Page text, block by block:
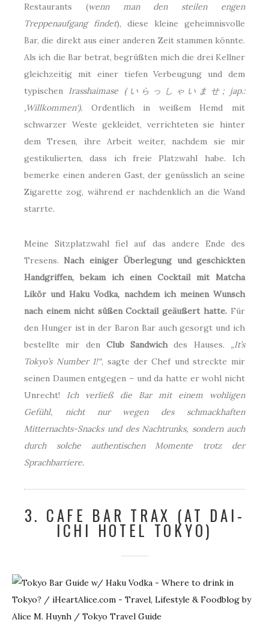
Restaurants (wenn man den steilen engen
Treppenaufgang findet), diese kleine geheimnisvolle
Bar, die direkt aus einer anderen Zeit stammen könnte.
Als ich die Bar betrat, begrüßten mich die drei Kellner
gleichzeitig mit einer tiefen Verbeugung und dem
typischen Irasshaimase (いらっしゃいませ; jap.:
‚Willkommen‘). Ordentlich in weißem Hemd mit
schwarzer Weste gekleidet, verrichteten sie hinter
dem Tresen, ihre Arbeit weiter, nachdem sie mir
gestikulierten, dass ich freie Platzwahl habe. Ich
bemerke einen anderen Gast, der genüsslich an seine
Zigarette zog, während er nachdenklich an die Wand
starrte.
Meine Sitzplatzwahl fiel auf das andere Ende des
Tresens. Nach einiger Überlegung und geschickten
Handgriffen, bekam ich einen Cocktail mit Matcha
Likör und Haku Vodka, nachdem ich meinen Wunsch
nach einem nicht süßen Cocktail geäußert hatte. Für
den Hunger ist in der Baron Bar auch gesorgt und ich
bestellte mir den Club Sandwich des Hauses. „It’s
Tokyo’s Number 1!“, sagte der Chef und streckte mir
seinen Daumen entgegen – und da hatte er wohl nicht
Unrecht! Ich verließ die Bar mit einem wohligen
Gefühl, nicht nur wegen des schmackhaften
Mitternachts-Snacks und des Nachtrunks, sondern auch
durch solche authentischen Momente trotz der
Sprachbarriere.
3. CAFE BAR TRAX (AT DAI-
ICHI HOTEL TOKYO)